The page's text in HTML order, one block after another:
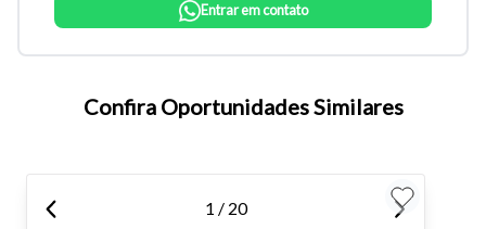
Tamanho do texto
atalhos Ctrl+ (para aumentar) e Ctrl- (para diminuir) no seu
teclado.
Entrar em contato
Confira Oportunidades Similares
1 / 20